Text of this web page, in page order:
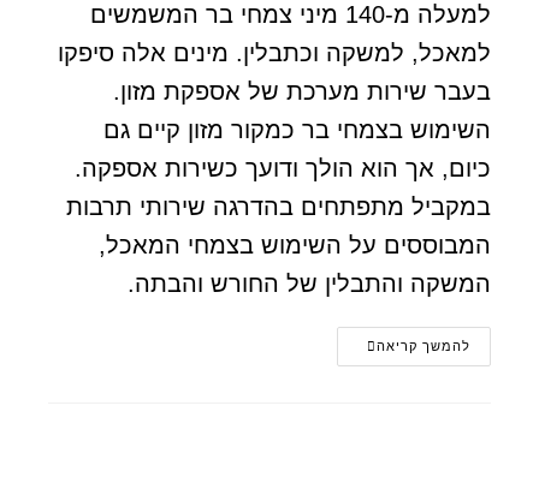
למעלה מ-140 מיני צמחי בר המשמשים
למאכל, למשקה וכתבלין. מינים אלה סיפקו
בעבר שירות מערכת של אספקת מזון.
השימוש בצמחי בר כמקור מזון קיים גם
כיום, אך הוא הולך ודועך כשירות אספקה.
במקביל מתפתחים בהדרגה שירותי תרבות
המבוססים על השימוש בצמחי המאכל,
המשקה והתבלין של החורש והבתה.
להמשך קריאה